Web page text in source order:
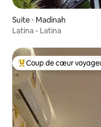
Suite ⋅ Madinah
Latina - Latina
Coups de cœur
Coup de cœur